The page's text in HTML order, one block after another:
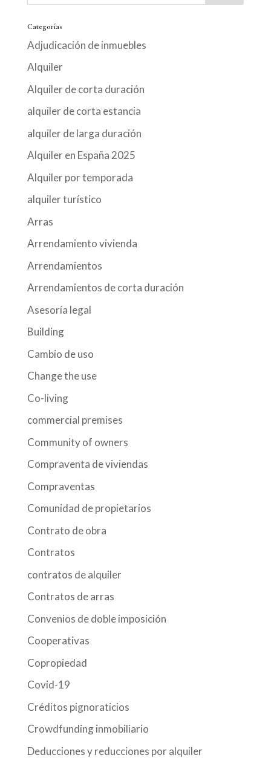
Categorías
Adjudicación de inmuebles
Alquiler
Alquiler de corta duración
alquiler de corta estancia
alquiler de larga duración
Alquiler en España 2025
Alquiler por temporada
alquiler turístico
Arras
Arrendamiento vivienda
Arrendamientos
Arrendamientos de corta duración
Asesoría legal
Building
Cambio de uso
Change the use
Co-living
commercial premises
Community of owners
Compraventa de viviendas
Compraventas
Comunidad de propietarios
Contrato de obra
Contratos
contratos de alquiler
Contratos de arras
Convenios de doble imposición
Cooperativas
Copropiedad
Covid-19
Créditos pignoraticios
Crowdfunding inmobiliario
Deducciones y reducciones por alquiler